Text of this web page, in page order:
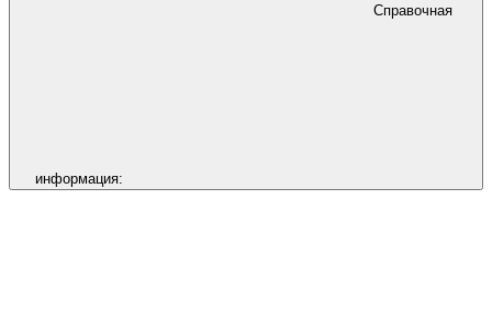
Справочная
информация: